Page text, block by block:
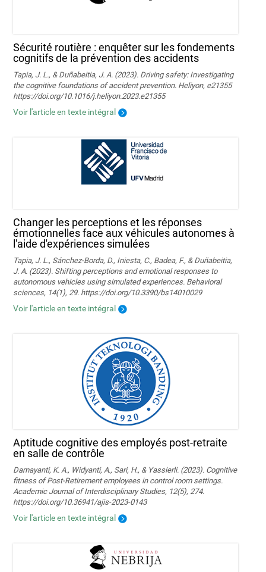
Sécurité routière : enquêter sur les fondements
cognitifs de la prévention des accidents
Tapia, J. L., & Duñabeitia, J. A. (2023). Driving safety: Investigating
the cognitive foundations of accident prevention. Heliyon, e21355
https://doi.org/10.1016/j.heliyon.2023.e21355
Voir l'article en texte intégral
Changer les perceptions et les réponses
émotionnelles face aux véhicules autonomes à
l'aide d'expériences simulées
Tapia, J. L., Sánchez-Borda, D., Iniesta, C., Badea, F., & Duñabeitia,
J. A. (2023). Shifting perceptions and emotional responses to
autonomous vehicles using simulated experiences. Behavioral
sciences, 14(1), 29. https://doi.org/10.3390/bs14010029
Voir l'article en texte intégral
Aptitude cognitive des employés post-retraite
en salle de contrôle
Damayanti, K. A., Widyanti, A., Sari, H., & Yassierli. (2023). Cognitive
fitness of Post-Retirement employees in control room settings.
Academic Journal of Interdisciplinary Studies, 12(5), 274.
https://doi.org/10.36941/ajis-2023-0143
Voir l'article en texte intégral